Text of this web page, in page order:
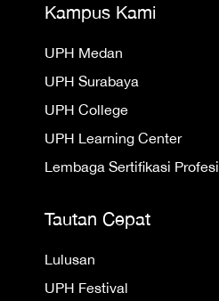
Kampus Kami
UPH Medan
UPH Surabaya
UPH College
UPH Learning Center
Lembaga Sertifikasi Profesi
Tautan Cepat
Lulusan
UPH Festival